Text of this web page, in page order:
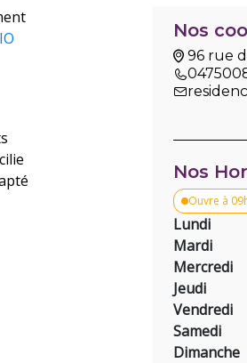
Nos
96 rue
Nos
Ouvre à
Lundi
Mardi
Mercredi
Jeudi
Vendredi
Samedi
Dimanche